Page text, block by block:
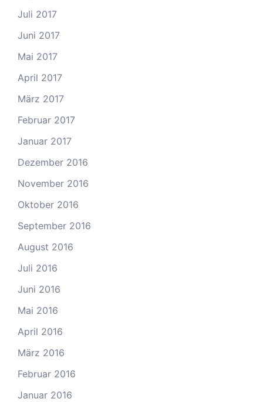
Juli 2017
Juni 2017
Mai 2017
April 2017
März 2017
Februar 2017
Januar 2017
Dezember 2016
November 2016
Oktober 2016
September 2016
August 2016
Juli 2016
Juni 2016
Mai 2016
April 2016
März 2016
Februar 2016
Januar 2016